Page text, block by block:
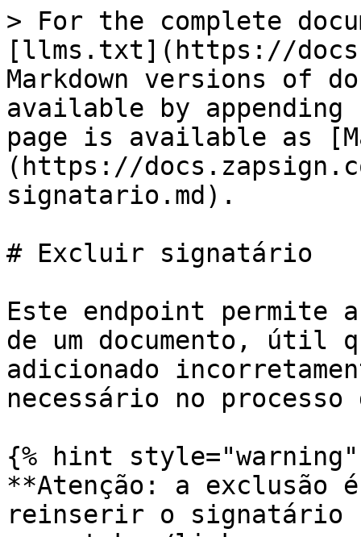
> For the complete
[llms.txt](https://
Markdown versions of
available by
page is available as
(https://
signatario.md).
# Excluir signatário
Este endpoint permite
de um documento, útil
adicionado
necessário no
{% hint style="warning"
**Atenção: a exclusão
reinserir o signatário